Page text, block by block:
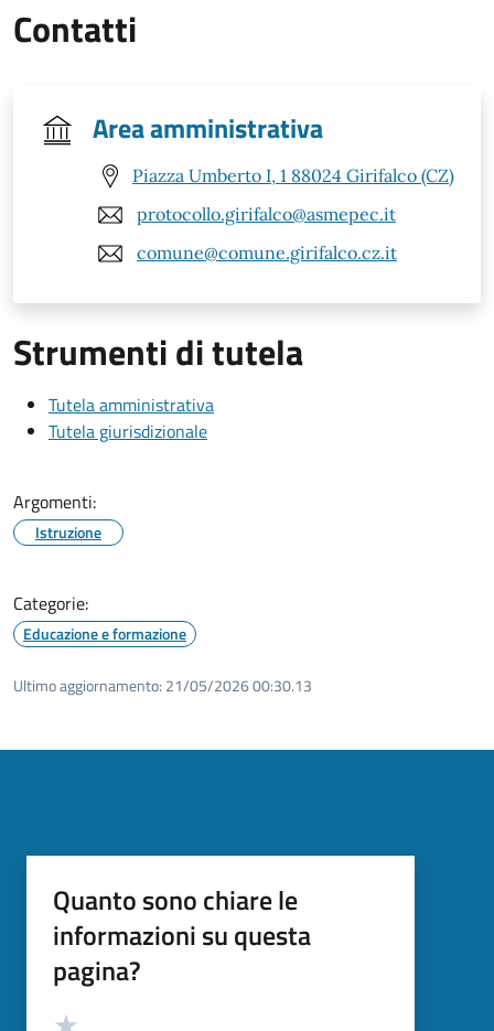
Contatti
Area amministrativa
Piazza Umberto I, 1 88024 Girifalco (CZ)
protocollo.girifalco@asmepec.it
comune@comune.girifalco.cz.it
Strumenti di tutela
Tutela amministrativa
Tutela giurisdizionale
Argomenti:
Istruzione
Categorie:
Educazione e formazione
Ultimo aggiornamento: 21/05/2026 00:30.13
Quanto sono chiare le
informazioni su questa
pagina?
Valutazione